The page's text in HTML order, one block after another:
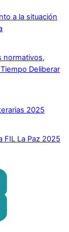
a la situación
normativos,
Deliberar
2025
FIL La Paz 2025